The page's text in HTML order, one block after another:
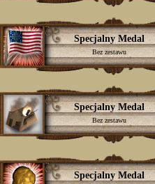
Specjalny Medal
Bez zestawu
Specjalny Medal
Bez zestawu
Specjalny Medal